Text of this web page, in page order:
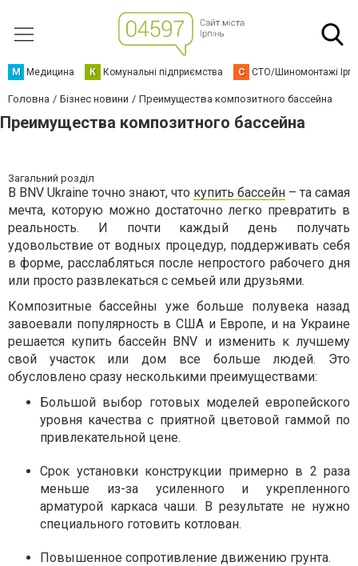
М Медицина К Комунальні підприємства С СТО/Шиномонтажі
Головна Бізнес новини Преимущества композитного бассейна
Преимущества композитного бассейна
Загальний розділ
В BNV Ukraine точно знают, что купить бассейн – та самая
мечта, которую можно достаточно легко превратить в
реальность. И почти каждый день получать
удовольствие от водных процедур, поддерживать себя
в форме, расслабляться после непростого рабочего дня
или просто развлекаться с семьей или друзьями.
Композитные бассейны уже больше полувека назад
завоевали популярность в США и Европе, и на Украине
решается купить бассейн BNV и изменить к лучшему
свой участок или дом все больше людей. Это
обусловлено сразу несколькими преимуществами:
Большой выбор готовых моделей европейского
уровня качества с приятной цветовой гаммой по
привлекательной цене.
Срок установки конструкции примерно в 2 раза
меньше из-за усиленного и укрепленного
арматурой каркаса чаши. В результате не нужно
специального готовить котлован.
Повышенное сопротивление движению грунта.